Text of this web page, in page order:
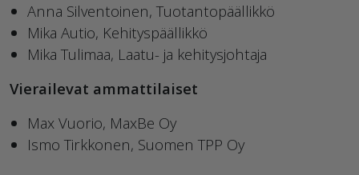
Anna Silventoinen, Tuotantopäällikkö
Mika Autio, Kehityspäällikkö
Mika Tulimaa, Laatu- ja kehitysjohtaja
Vierailevat ammattilaiset
Max Vuorio, MaxBe Oy
Ismo Tirkkonen, Suomen TPP Oy